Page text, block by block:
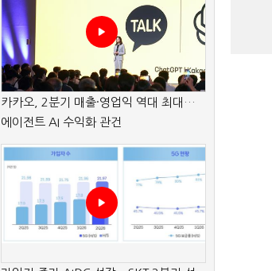
카카오, 2분기 매출·영업익 역대 최대…
에이전트 AI 수익화 관건